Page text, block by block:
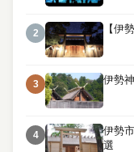
2 【伊
3 伊勢
4
伊勢
選